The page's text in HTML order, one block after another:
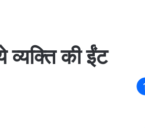
की ईंट